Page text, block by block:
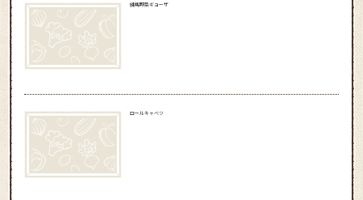
練馬野菜ギョーザ
ロールキャベツ